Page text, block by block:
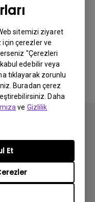
sitemizi ziyaret
için çerezler ve
"Çerezleri
edebilir veya
tıklayarak zorunlu
Buradan çerez
Daha
ve Gizlilik
Et